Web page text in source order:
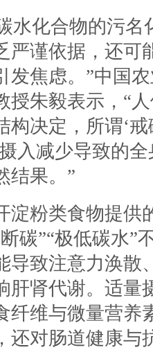
化合物的污名
严谨依据，还可
发焦虑。”中国
授朱毅表示，“
构决定，所谓‘
入减少导致的
结果。”
粉类食物提供
碳”“极低碳水”
导致注意力涣散
肝肾代谢。适量
纤维与微量营养
还对肠道健康与